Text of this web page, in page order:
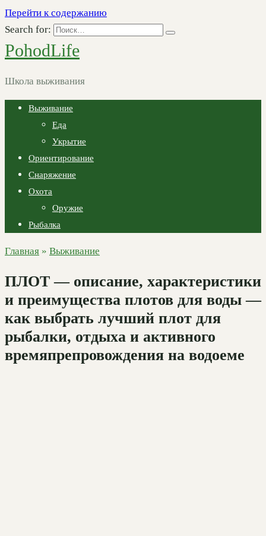
Перейти к содержанию
Search for:
PohodLife
Школа выживания
Выживание
Еда
Укрытие
Ориентирование
Снаряжение
Охота
Оружие
Рыбалка
Главная » Выживание
ПЛОТ — описание, характеристики
и преимущества плотов для воды —
как выбрать лучший плот для
рыбалки, отдыха и активного
времяпрепровождения на водоеме